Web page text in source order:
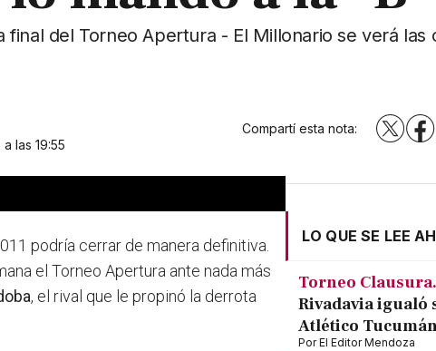
del Torneo Apertura - El Millonario se verá las
las 19:55
Compartí esta nota: X
podría cerrar de manera definitiva.
el Torneo Apertura ante nada más
, el rival que le propinó la derrota
LO QUE SE LEE
Torneo Clausura.
Rivadavia igualó
Atlético Tucumán
PorEl Editor Mendoza